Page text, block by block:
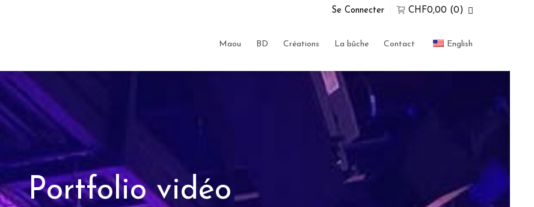
Se Connecter CHF0,00 (0)
Malheureusement, votre panier est
Maou BD Créations La bûche Contact English
Portfolio vidéo